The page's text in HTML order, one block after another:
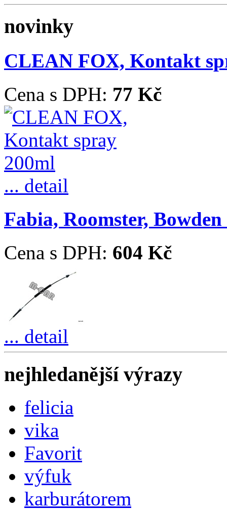
novinky
CLEAN FOX, Kontakt
Cena s DPH: 77 Kč
... detail
Fabia, Roomster,
Cena s DPH: 604 Kč
... detail
nejhledanější výrazy
felicia
vika
Favorit
výfuk
karburátorem